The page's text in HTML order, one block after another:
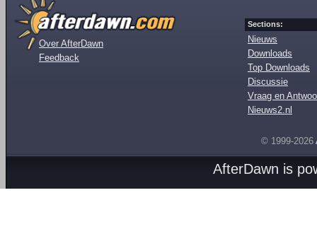
Over AfterDawn
Feedback
Sections:
Nieuws
Downloads
Top Downloads
Discussie
Vraag en
Nieuws2.nl
© 1999-2026
AfterDawn is